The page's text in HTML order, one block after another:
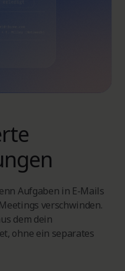
Aufgaben in E-Mails
verschwinden.
dem dein
ohne ein separates